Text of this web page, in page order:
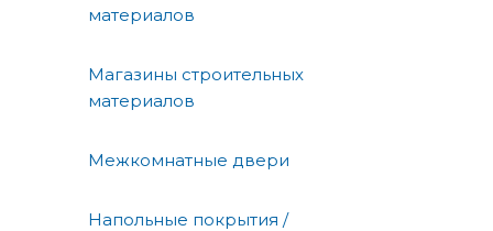
материалов
Магазины строительных
материалов
Межкомнатные двери
Напольные покрытия /